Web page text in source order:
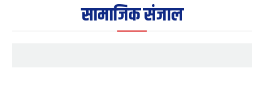
सामाजिक संजाल